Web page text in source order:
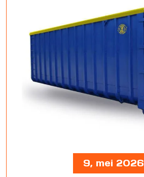
9, mei 2026